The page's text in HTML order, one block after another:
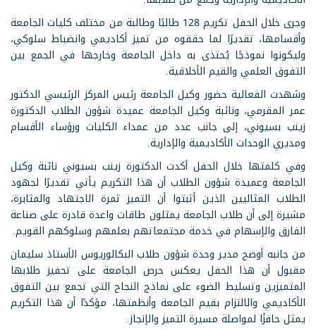
وجرى خلال الحفل تكريم 128 طالبًا وطالبة من مختلف كليات الجامعة
وأقسامها، تقديرًا لما حققوه من تميز أكاديمي وانضباط سلوكي،
وليكونوا نموذجًا يُحتذى به داخل الجامعة وخارجها في الجمع بين
التفوق العلمي والقيم الأخلاقية.
وشهدت الفعالية حضور وكيل الجامعة رئيس المركز الرئيسي الدكتور
عمر المقرمي، ونائبة وكيل الجامعة عميدة شؤون الطلاب الدكتورة
زينب بسيوني، إلى جانب عدد من عمداء الكليات ورؤساء الأقسام
ومديري الوحدات الأكاديمية والإدارية.
وفي كلمتها خلال الحفل أكدت الدكتورة زينب بسيوني نائبة وكيل
الجامعة وعميدة شؤون الطلاب أن هذا التكريم يأتي تقديرًا لجهود
الطلاب المثاليين الذين أثبتوا أن التميز ثمرة الاجتهاد والمثابرة،
مشيرة إلى أن طلاب الجامعة يمثلون طاقات واعدة قادرة على صناعة
الفارق والإسهام في خدمة مجتمعاتهم بعلمهم وسلوكهم القويم.
من جانبه أوضح مدير وحدة شؤون طلاب البكالوريوس الأستاذ سليمان
مقبول أن هذا الحفل يعكس حرص الجامعة على تحفيز طلابها
المتميزين وتسليط الضوء على نماذج النجاح التي تجمع بين التفوق
الأكاديمي والالتزام بقيم الجامعة وأنظمتها، مؤكدًا أن هذا التكريم
يمثل حافزًا لمواصلة مسيرة التميز والإنجاز.